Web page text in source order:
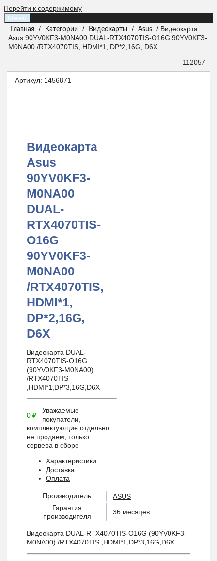
Перейти к содержимому
Меню
Главная / Категории / Видеокарты / Asus
/ Видеокарта
Asus 90YV0KF3-M0NA00 DUAL-RTX4070TIS-O16G 90YV0KF3-
M0NA00 /RTX4070TIS, HDMI*1, DP*2,16G, D6X
112057
Артикул: 1456871
Видеокарта
Asus
90YV0KF3-
M0NA00
DUAL-
RTX4070TIS-
O16G
90YV0KF3-
M0NA00
/RTX4070TIS,
HDMI*1,
DP*2,16G,
D6X
Видеокарта DUAL-
RTX4070TIS-O16G
(90YV0KF3-M0NA00)
/RTX4070TIS
,HDMI*1,DP*3,16G,D6X
0₽
Уважаемые
покупатели,
комплектующие отдельно
не продаем, только
сервера в сборе
Характеристики
Доставка
Оплата
Производитель
ASUS
Гарантия
производителя
36 месяцев
Видеокарта DUAL-RTX4070TIS-O16G (90YV0KF3-
M0NA00) /RTX4070TIS ,HDMI*1,DP*3,16G,D6X